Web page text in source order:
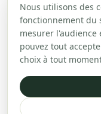
Nous utilisons des
fonctionnement du
mesurer l'audience
pouvez tout
choix à tout